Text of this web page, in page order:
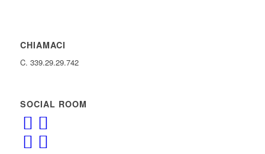
CHIAMACI
C. 339.29.29.742
SOCIAL ROOM